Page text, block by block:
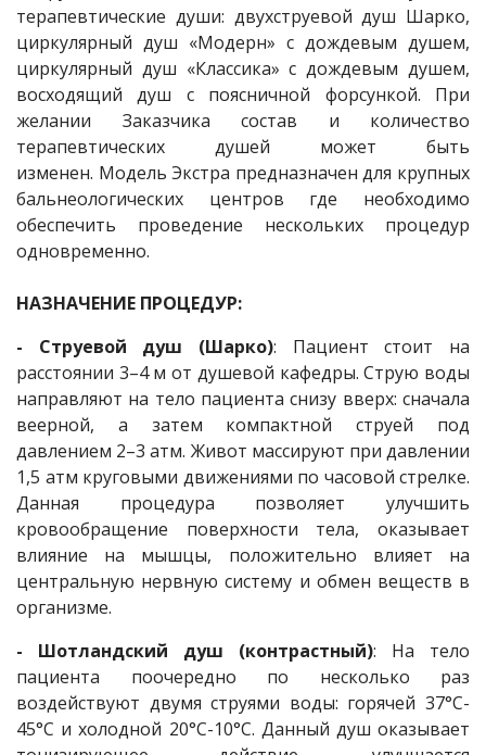
терапевтические души: двухструевой душ Шарко,
циркулярный душ «Модерн» с дождевым душем,
циркулярный душ «Классика» с дождевым душем,
восходящий душ с поясничной форсункой. При
желании Заказчика состав и количество
терапевтических душей может быть
изменен. Модель Экстра предназначен для крупных
бальнеологических центров где необходимо
обеспечить проведение нескольких процедур
одновременно.
НАЗНАЧЕНИЕ ПРОЦЕДУР:
- Струевой душ (Шарко): Пациент стоит на
расстоянии 3–4 м от душевой кафедры. Струю воды
направляют на тело пациента снизу вверх: сначала
веерной, а затем компактной струей под
давлением 2–3 атм. Живот массируют при давлении
1,5 атм круговыми движениями по часовой стрелке.
Данная процедура позволяет улучшить
кровообращение поверхности тела, оказывает
влияние на мышцы, положительно влияет на
центральную нервную систему и обмен веществ в
организме.
- Шотландский душ (контрастный): На тело
пациента поочередно по несколько раз
воздействуют двумя струями воды: горячей 37°C-
45°С и холодной 20°C-10°С. Данный душ оказывает